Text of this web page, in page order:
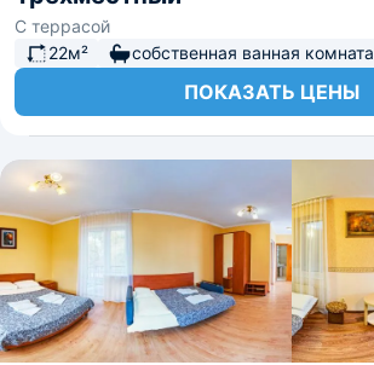
С террасой
22м²
собственная ванная комната
ПОКАЗАТЬ ЦЕНЫ